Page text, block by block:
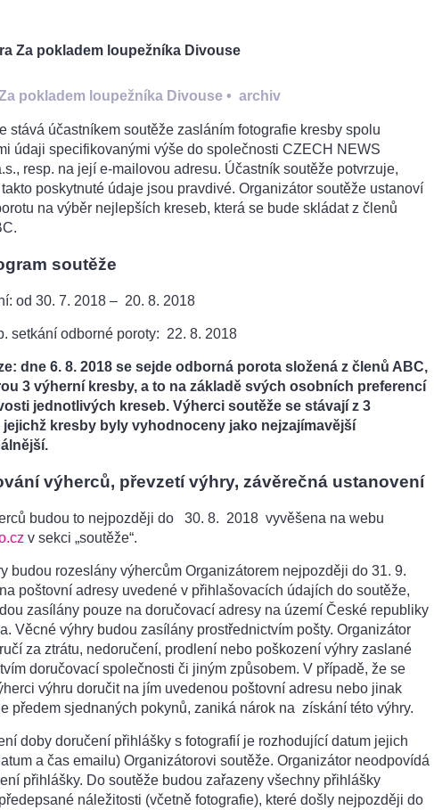
Za pokladem loupežníka Divouse
pokladem loupežníka Divouse • archiv
stává účastníkem soutěže zasláním fotografie kresby spolu
údaji specifikovanými výše do společnosti CZECH NEWS
resp. na její e-mailovou adresu. Účastník soutěže potvrzuje,
poskytnuté údaje jsou pravdivé. Organizátor soutěže ustanoví
na výběr nejlepších kreseb, která se bude skládat z členů
soutěže
od 30. 7. 2018 – 20. 8. 2018
setkání odborné poroty: 22. 8. 2018
dne 6. 8. 2018 se sejde odborná porota složená z členů ABC,
3 výherní kresby, a to na základě svých osobních preferencí
jednotlivých kreseb. Výherci soutěže se stávají z 3
jejichž kresby byly vyhodnoceny jako nejzajímavější
výherců, převzetí výhry, závěrečná ustanovení
budou to nejpozději do 30. 8. 2018 vyvěšena na webu
v sekci „soutěže“.
budou rozeslány výhercům Organizátorem nejpozději do 31. 9.
poštovní adresy uvedené v přihlašovacích údajích do soutěže,
zasílány pouze na doručovací adresy na území České republiky
Věcné výhry budou zasílány prostřednictvím pošty. Organizátor
za ztrátu, nedoručení, prodlení nebo poškození výhry zaslané
doručovací společnosti či jiným způsobem. V případě, že se
výhru doručit na jím uvedenou poštovní adresu nebo jinak
předem sjednaných pokynů, zaniká nárok na získání této výhry.
doby doručení přihlášky s fotografií je rozhodující datum jejich
a čas emailu) Organizátorovi soutěže. Organizátor neodpovídá
přihlášky. Do soutěže budou zařazeny všechny přihlášky
náležitosti (včetně fotografie), které došly nejpozději do